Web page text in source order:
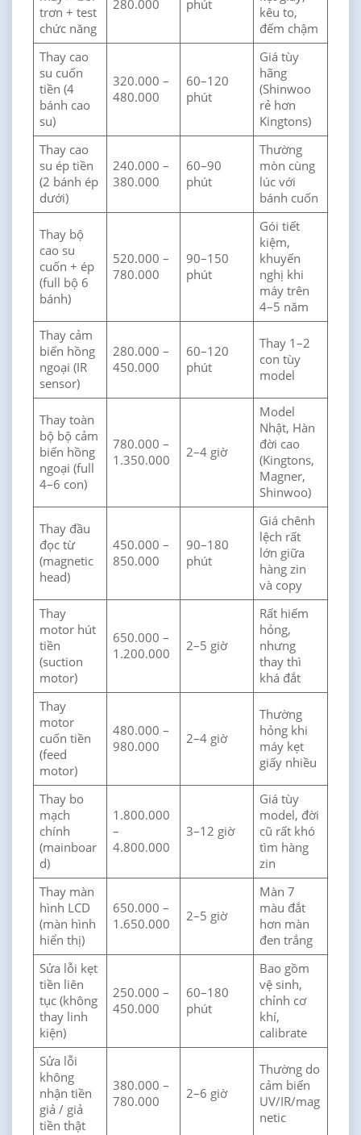
trơn + test
chức năng
280.000
phút
kêu to,
đếm chậm
Thay cao
su cuốn
tiền (4
bánh cao
su)
320.000 –
480.000
60–120
phút
Giá tùy
hãng
(Shinwoo
rẻ hơn
Kingtons)
Thay cao
su ép tiền
(2 bánh ép
dưới)
240.000 –
380.000
60–90
phút
Thường
mòn cùng
lúc với
bánh cuốn
Thay bộ
cao su
cuốn + ép
(full bộ 6
bánh)
520.000 –
780.000
90–150
phút
Gói tiết
kiệm,
khuyến
nghị khi
máy trên
4–5 năm
Thay cảm
biến hồng
ngoại (IR
sensor)
280.000 –
450.000
60–120
phút
Thay 1–2
con tùy
model
Thay toàn
bộ bộ cảm
biến hồng
ngoại (full
4–6 con)
780.000 –
1.350.000
2–4 giờ
Model
Nhật, Hàn
đời cao
(Kingtons,
Magner,
Shinwoo)
Thay đầu
đọc từ
(magnetic
head)
450.000 –
850.000
90–180
phút
Giá chênh
lệch rất
lớn giữa
hàng zin
và copy
Thay
motor hút
tiền
(suction
motor)
650.000 –
1.200.000
2–5 giờ
Rất hiếm
hỏng,
nhưng
thay thì
khá đắt
Thay
motor
cuốn tiền
(feed
motor)
480.000 –
980.000
2–4 giờ
Thường
hỏng khi
máy kẹt
giấy nhiều
Thay bo
mạch
chính
(mainboar
d)
1.800.000
–
4.800.000
3–12 giờ
Giá tùy
model, đời
cũ rất khó
tìm hàng
zin
Thay màn
hình LCD
(màn hình
hiển thị)
650.000 –
1.650.000
2–5 giờ
Màn 7
màu đắt
hơn màn
đen trắng
Sửa lỗi kẹt
tiền liên
tục (không
thay linh
kiện)
250.000 –
450.000
60–180
phút
Bao gồm
vệ sinh,
chỉnh cơ
khí,
calibrate
Sửa lỗi
không
nhận tiền
giả / giả
tiền thật
380.000 –
780.000
2–6 giờ
Thường do
cảm biến
UV/IR/mag
netic